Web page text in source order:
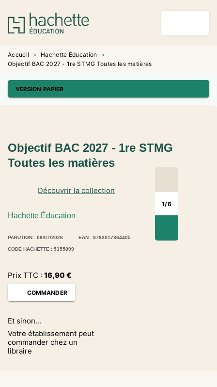
MENU RECHERCHE
PIED DE PAGE
Accueil > Hachette Éducation
>
Objectif BAC 2027 - 1re STMG Toutes les matières
VERSION PAPIER
1/6
Hachette Éducation
Découvrir la collection
Objectif BAC 2027 - 1re STMG
Toutes les matières
PARUTION : 08/07/2026 EAN : 9782017364405
CODE HACHETTE : 5355899
Prix TTC : 16,90 €
COMMANDER
Et sinon...
Votre établissement peut
commander chez un
libraire